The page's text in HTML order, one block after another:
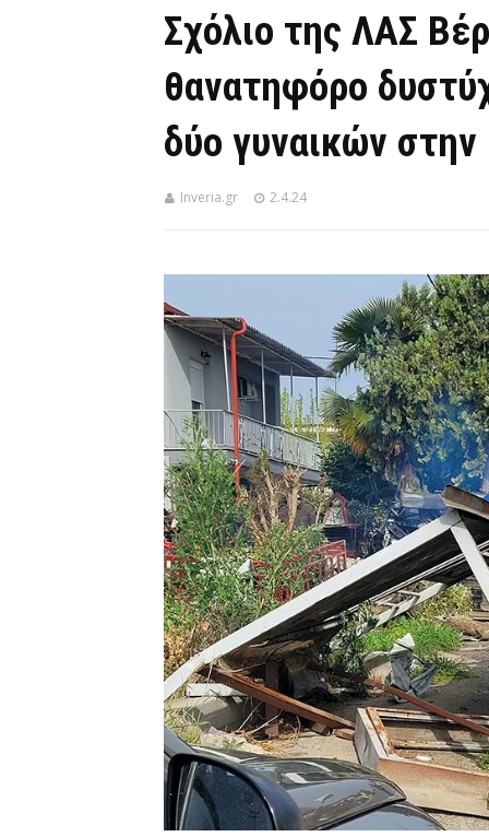
Σχόλιο της ΛΑΣ
θανατηφόρο
δύο γυναικών
Inveria.gr 2.4.24